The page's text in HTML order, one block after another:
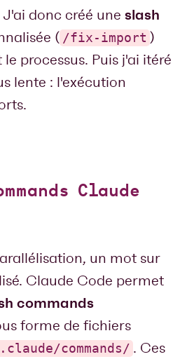
J'ai donc créé une slash
( /fix-import )
processus. Puis j'ai itéré
lente : l'exécution
Claude
un mot sur
Claude Code permet
commands
forme de fichiers
.claude/commands/ . Ces